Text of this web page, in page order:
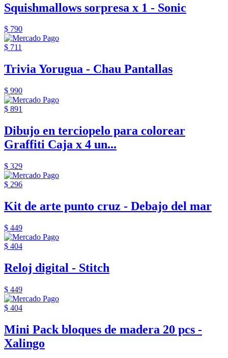
Squishmallows sorpresa x 1 - Sonic
$ 790
$ 711
Trivia Yorugua - Chau Pantallas
$ 990
$ 891
Dibujo en terciopelo para colorear
Graffiti Caja x 4 un...
$ 329
$ 296
Kit de arte punto cruz - Debajo del mar
$ 449
$ 404
Reloj digital - Stitch
$ 449
$ 404
Mini Pack bloques de madera 20 pcs -
Xalingo